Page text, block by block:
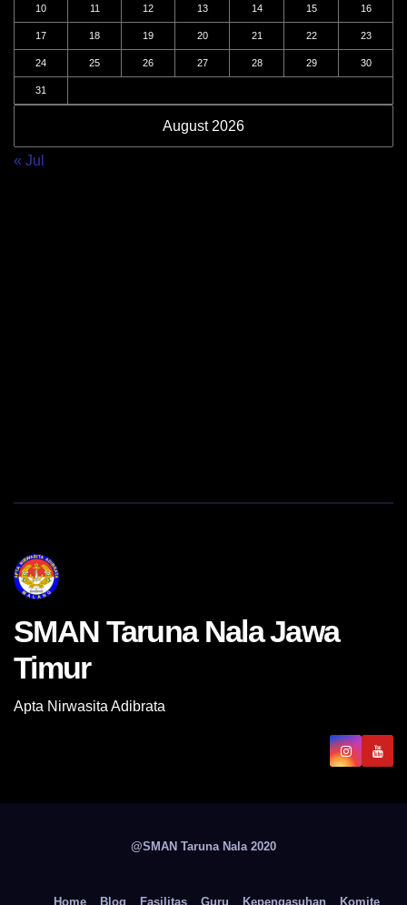
August 2026
10 11 12 13 14 15 16
17 18 19 20 21 22 23
24 25 26 27 28 29 30
31
« Jul
SMAN Taruna Nala Jawa
Timur
Apta Nirwasita Adibrata
@SMAN Taruna Nala 2020
Home Blog Fasilitas Guru Kepengasuhan Komite